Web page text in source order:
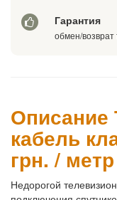
Гарантия
обмен/возврат
Описание
кабель
грн. / метр
Недорогой